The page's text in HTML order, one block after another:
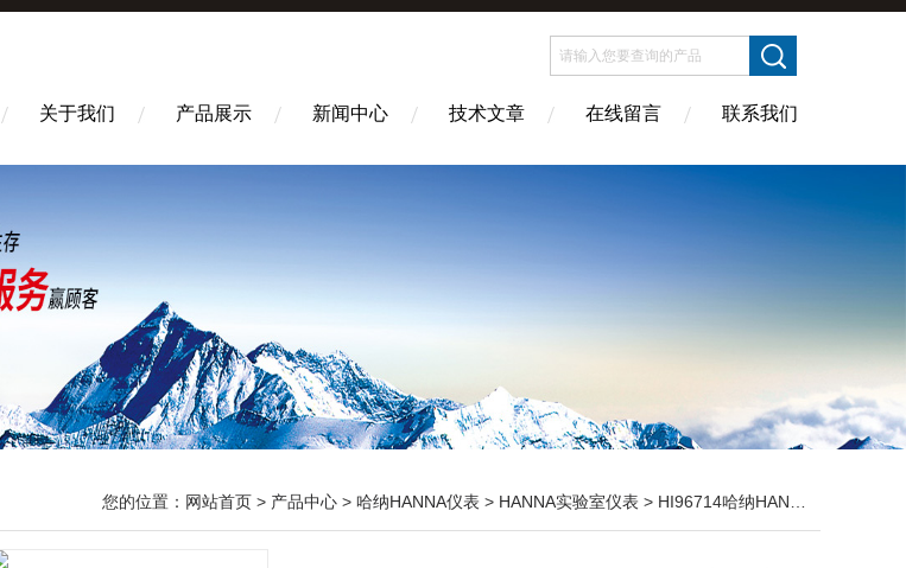
关于我们 产品展示 新闻中心 技术文章 在线留言 联系我们
您的位置： 网站首页 > 产品中心 > 哈纳HANNA仪表 > HANNA实验室仪表 > HI96714哈纳HANNA 微电脑（CN-）浓度测定仪